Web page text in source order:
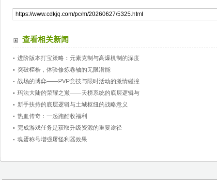
查看相关新闻
进阶版本打宝策略：元素克制与高爆机制的深度
突破桎梏，体验修炼卷轴的无限潜能
战场的博弈——PVP竞技与限时活动的激情碰撞
玛法大陆的荣耀之巅——天榜系统的底层逻辑与
新手扶持的底层逻辑与土城枢纽的战略意义
热血传奇：一起跑酷收福利
完成游戏任务是获取升级资源的重要途径
魂蛋称号增强屠怪利器效果